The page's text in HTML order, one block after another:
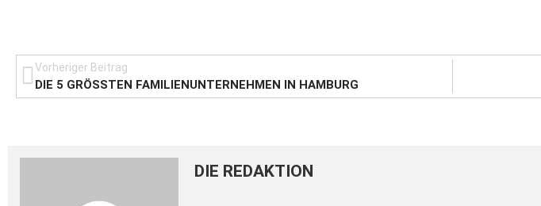
Vorheriger Beitrag
DIE 5 GRÖSSTEN FAMILIENUNTERNEHMEN IN HAMBURG
DIE REDAKTION